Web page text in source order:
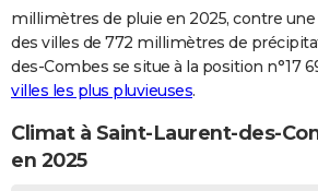
millimètres de pluie en 2025, contre
des villes de 772 millimètres de
des-Combes se situe à la position n°17
villes les plus pluvieuses.
Climat à Saint-Laurent-des-
en 2025